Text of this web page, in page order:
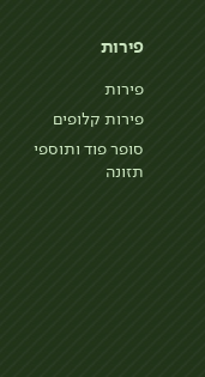
פירות
פירות
פירות קלופים
סופר פוד ותוספי
תזונה